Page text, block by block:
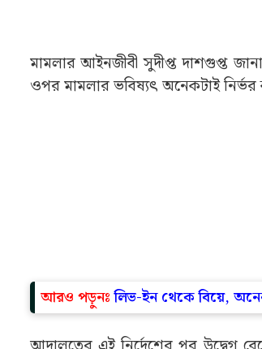
মামলার আইনজীবী সুদীপ্ত দাশগুপ্ত
ওপর মামলার ভবিষ্যৎ অনেকটাই
আরও পড়ুনঃ লিভ-ইন থেকে বিয়ে,